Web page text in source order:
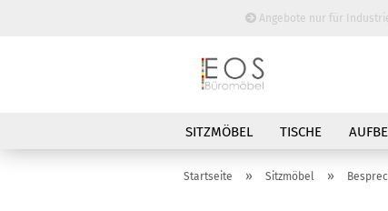
Angebote nur für
SITZMÖBEL TISCHE
BESPRECHUNGSTISCHE
Startseite » Sitzmöbel »